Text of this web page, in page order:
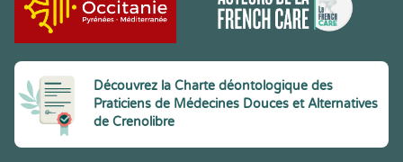
Découvrez la Charte déontologique des
Praticiens de Médecines Douces et Alternatives
de Crenolibre